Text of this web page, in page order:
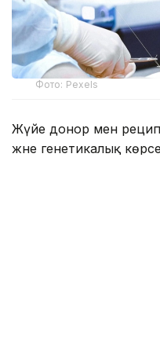
Фото: Pexels
Жүйе донор мен
және генетикалық